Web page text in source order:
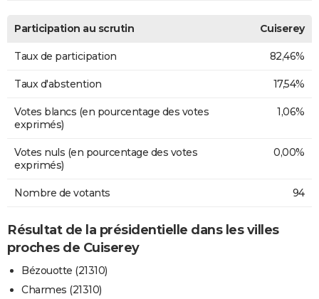
Participation au scrutin Cuiserey
Taux de participation 82,46%
Taux d'abstention 17,54%
Votes blancs (en pourcentage des votes
exprimés)
1,06%
Votes nuls (en pourcentage des votes
exprimés)
0,00%
Nombre de votants 94
Résultat de la présidentielle dans les villes
proches de Cuiserey
Bézouotte (21310)
Charmes (21310)